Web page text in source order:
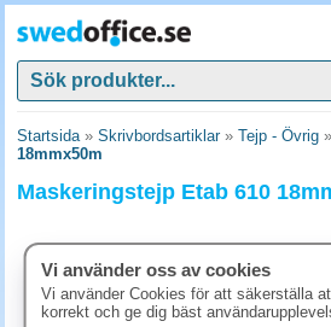
Startsida» Skrivbordsartiklar» Tejp - Övrig »
18mmx50m
Maskeringstejp Etab 610
Vi använder oss av cookies
Vi använder Cookies för att säkerställa
korrekt och ge dig bäst